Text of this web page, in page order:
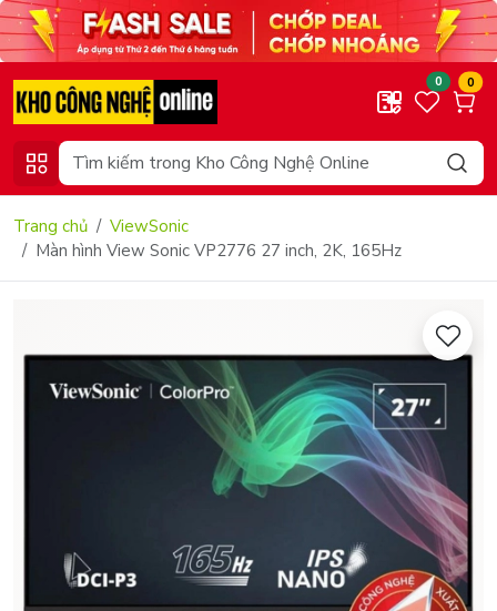
0 0
Trang chủ
ViewSonic
Màn hình View Sonic VP2776 27 inch, 2K, 165Hz